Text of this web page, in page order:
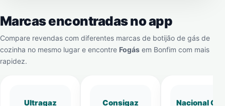
Marcas encontradas no app
Compare revendas com diferentes marcas de botijão de gás de
cozinha no mesmo lugar e encontre Fogás em Bonfim com mais
rapidez.
Ultragaz Consigaz Nacional Gás